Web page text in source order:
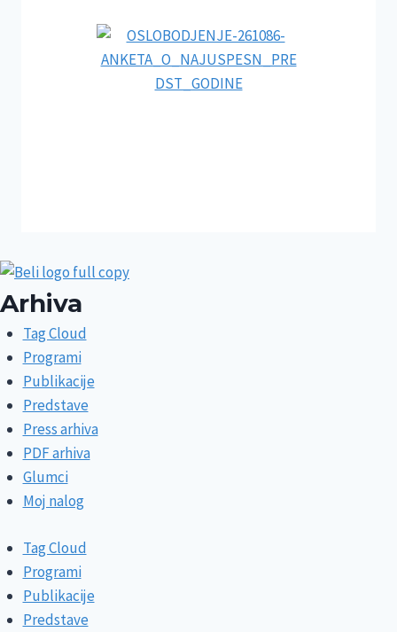
Arhiva
Tag Cloud
Programi
Publikacije
Predstave
Press arhiva
PDF arhiva
Glumci
Moj nalog
Tag Cloud
Programi
Publikacije
Predstave